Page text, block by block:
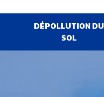
DÉPOLLUTION DU
SOL